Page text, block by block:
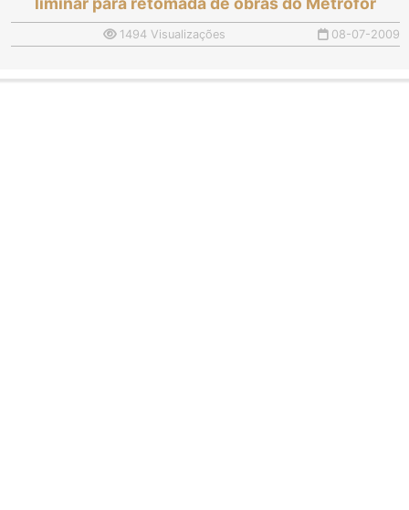
1494 Visualizações 08-07-2009